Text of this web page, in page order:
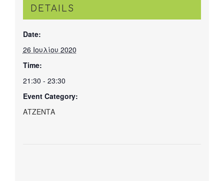
DETAILS
Date:
26 Ιουλίου 2020
Time:
21:30 - 23:30
Event Category:
ΑΤΖΕΝΤΑ